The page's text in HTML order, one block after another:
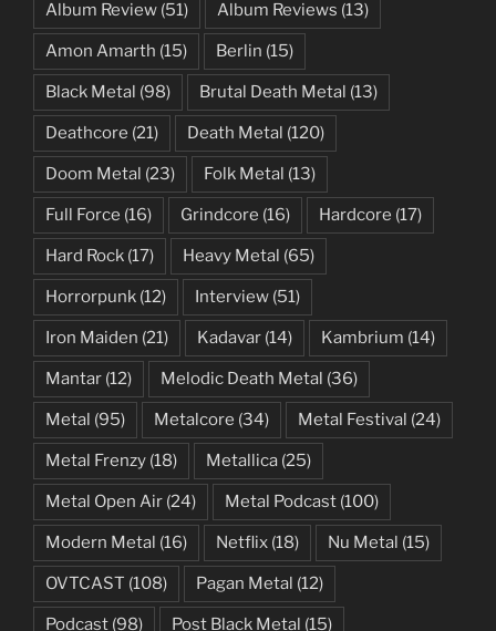
Album Review (51) Album Reviews (13)
Amon Amarth (15) Berlin (15)
Black Metal (98) Brutal Death Metal (13)
Deathcore (21) Death Metal (120)
Doom Metal (23) Folk Metal (13)
Full Force (16) Grindcore (16) Hardcore (17)
Hard Rock (17) Heavy Metal (65)
Horrorpunk (12) Interview (51)
Iron Maiden (21) Kadavar (14) Kambrium (14)
Mantar (12) Melodic Death Metal (36)
Metal (95) Metalcore (34) Metal Festival (24)
Metal Frenzy (18) Metallica (25)
Metal Open Air (24) Metal Podcast (100)
Modern Metal (16) Netflix (18) Nu Metal (15)
OVTCAST (108) Pagan Metal (12)
Podcast (98) Post Black Metal (15)